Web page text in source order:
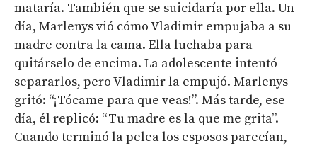
mataría. También que se suicidaría por ella. Un
día, Marlenys vió cómo Vladimir empujaba a su
madre contra la cama. Ella luchaba para
quitárselo de encima. La adolescente intentó
separarlos, pero Vladimir la empujó. Marlenys
gritó: “¡Tócame para que veas!”. Más tarde, ese
día, él replicó: “Tu madre es la que me grita”.
Cuando terminó la pelea los esposos parecían,